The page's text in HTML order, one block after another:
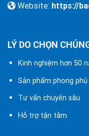
Website: https://
LÝ DO CHỌN
Kinh nghiệm hơn 50
Sản phẩm phong
Tư vấn chuyên sâu
Hỗ trợ tận tâm